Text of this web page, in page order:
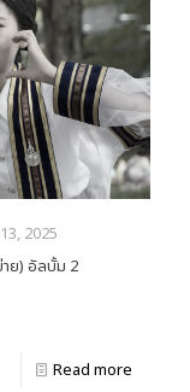
2025
ย) อัลบั้ม 2
Read more